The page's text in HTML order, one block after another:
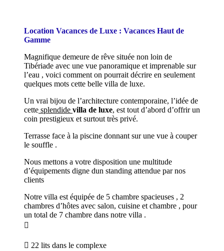
Location Vacances de Luxe : Vacances Haut de
Gamme
Magnifique demeure de rêve située non loin de
Tibériade avec une vue panoramique et imprenable sur
l’eau , voici comment on pourrait décrire en seulement
quelques mots cette belle villa de luxe.
Un vrai bijou de l’architecture contemporaine, l’idée de
cette splendide villa de luxe, est tout d’abord d’offrir un
coin prestigieux et surtout très privé.
Terrasse face à la piscine donnant sur une vue à couper
le souffle .
Nous mettons a votre disposition une multitude
d’équipements digne dun standing attendue par nos
clients
Notre villa est équipée de 5 chambre spacieuses , 2
chambres d’hôtes avec salon, cuisine et chambre , pour
un total de 7 chambre dans notre villa .

 22 lits dans le complexe